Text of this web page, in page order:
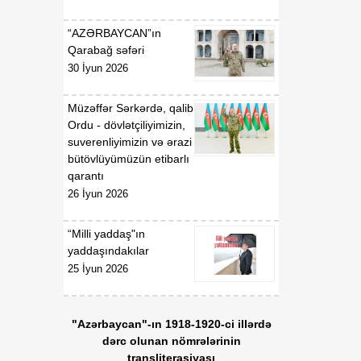
911 nömrəli Fərmanında
dəyişiklik edilməsi barədə"
2020-ci il 12 may tarixli
1017 nömrəli
edilməsi haqqında
“İşğaldan azad edilmiş
ərazilərdə fəaliyyət
göstərən sahibkarların
maliyyə resurslarına çıxış
genişləndirilməsi
istiqamətində zəruri dövlət
dəstəyinin gücləndirilməsi
və “Azərbaycan
Respublikası adından borc
verilməsi Qaydası”nın
təsdiq edilməsi haqqında”
01:57
06 Avqust
“AZƏRBAYCAN”ın
Qarabağ səfəri
30 İyun 2026
Müzəffər Sərkərdə, qalib
Ordu - dövlətçiliyimizin,
suverenliyimizin və ərazi
bütövlüyümüzün etibarlı
qarantı
26 İyun 2026
“Milli yaddaş"ın
yaddaşındakılar
25 İyun 2026
"Azərbaycan"-ın 1918-1920-ci illərdə
dərc olunan nömrələrinin
transliterasiyası